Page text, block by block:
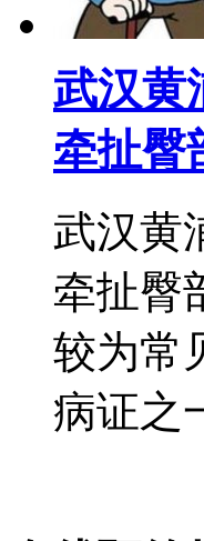
武汉黄
牵扯臀
武汉黄
牵扯臀
较为常
病证之